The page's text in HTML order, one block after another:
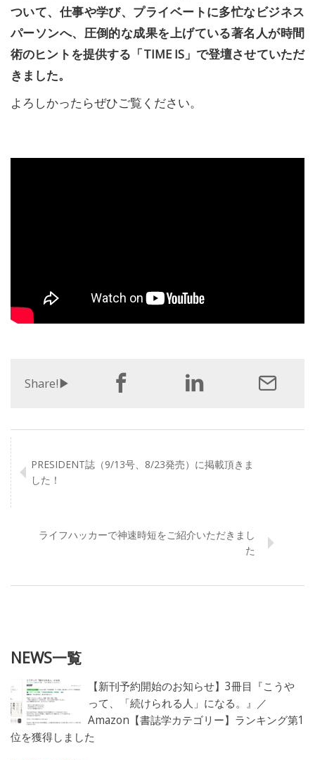
ついて、仕事や学び、プライベートに多忙なビジネス
パーソンへ、圧倒的な成果を上げている著名人が時間
術のヒントを提供する「TIME IS」で登壇させていただ
きました。
よろしかったらぜひご覧ください。
Share!▶︎
PRESIDENT誌（9/13号、8/23発売）に掲載頂きま
した！
ライフハッカーで神速時短をご紹介いただきまし
た
NEWS一覧
【新刊予約開始のお知らせ】3冊目『こうや
って、「続けられる人」になる。』／
Amazon【書誌学カテゴリー】ランキング第1
位を獲得しました